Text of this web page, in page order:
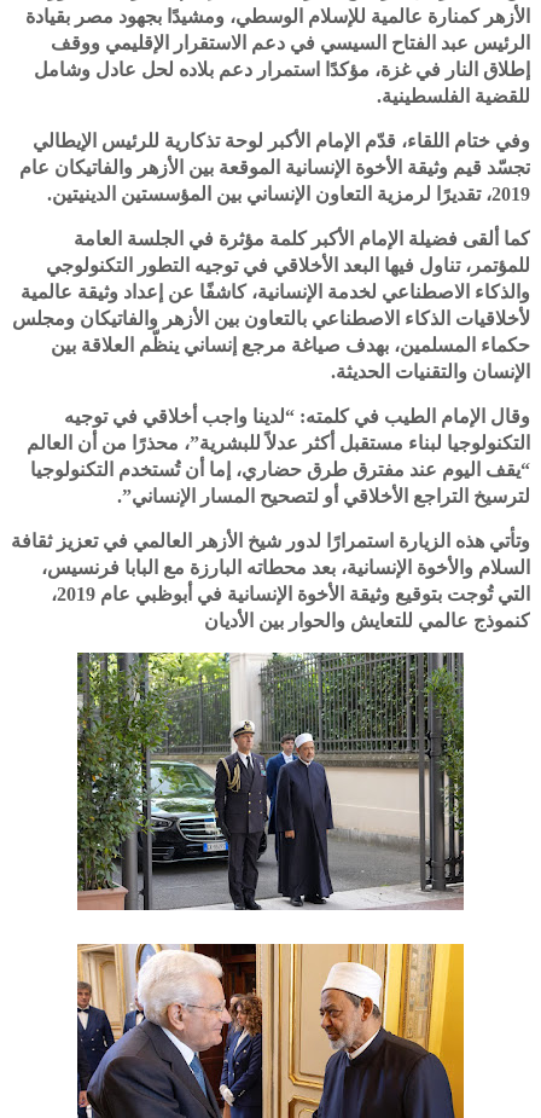
الأزهر كمنارة عالمية للإسلام الوسطي، ومشيدًا بجهود مصر بقيادة
الرئيس عبد الفتاح السيسي في دعم الاستقرار الإقليمي ووقف
إطلاق النار في غزة، مؤكدًا استمرار دعم بلاده لحل عادل وشامل
للقضية الفلسطينية.
وفي ختام اللقاء، قدّم الإمام الأكبر لوحة تذكارية للرئيس الإيطالي
تجسّد قيم وثيقة الأخوة الإنسانية الموقعة بين الأزهر والفاتيكان عام
2019، تقديرًا لرمزية التعاون الإنساني بين المؤسستين الدينيتين.
كما ألقى فضيلة الإمام الأكبر كلمة مؤثرة في الجلسة العامة
للمؤتمر، تناول فيها البعد الأخلاقي في توجيه التطور التكنولوجي
والذكاء الاصطناعي لخدمة الإنسانية، كاشفًا عن إعداد وثيقة عالمية
لأخلاقيات الذكاء الاصطناعي بالتعاون بين الأزهر والفاتيكان ومجلس
حكماء المسلمين، بهدف صياغة مرجع إنساني ينظّم العلاقة بين
الإنسان والتقنيات الحديثة.
وقال الإمام الطيب في كلمته: “لدينا واجب أخلاقي في توجيه
التكنولوجيا لبناء مستقبل أكثر عدلاً للبشرية”، محذرًا من أن العالم
“يقف اليوم عند مفترق طرق حضاري، إما أن تُستخدم التكنولوجيا
لترسيخ التراجع الأخلاقي أو لتصحيح المسار الإنساني”.
وتأتي هذه الزيارة استمرارًا لدور شيخ الأزهر العالمي في تعزيز ثقافة
السلام والأخوة الإنسانية، بعد محطاته البارزة مع البابا فرنسيس،
التي تُوجت بتوقيع وثيقة الأخوة الإنسانية في أبوظبي عام 2019،
كنموذج عالمي للتعايش والحوار بين الأديان